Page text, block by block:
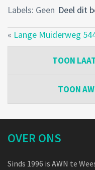
Deel dit
Labels: Geen
« Lange Muiderweg
TOON
TOON
OVER ONS
Sinds 1996 is AWN te